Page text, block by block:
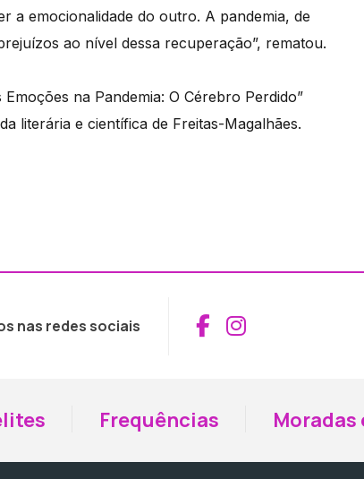
a emocionalidade do outro. A pandemia, de
ao nível dessa recuperação”, rematou.
na Pandemia: O Cérebro Perdido”
literária e científica de Freitas-Magalhães.
nas redes sociais Aceder ao
Aceder ao
Frequências Moradas